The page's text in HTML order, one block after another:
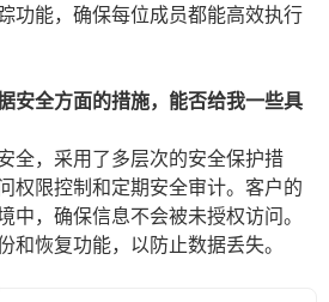
功能，确保每位成员都能高效执行
安全方面的措施，能否给我一些具
全，采用了多层次的安全保护措
权限控制和定期安全审计。客户的
中，确保信息不会被未授权访问。
和恢复功能，以防止数据丢失。